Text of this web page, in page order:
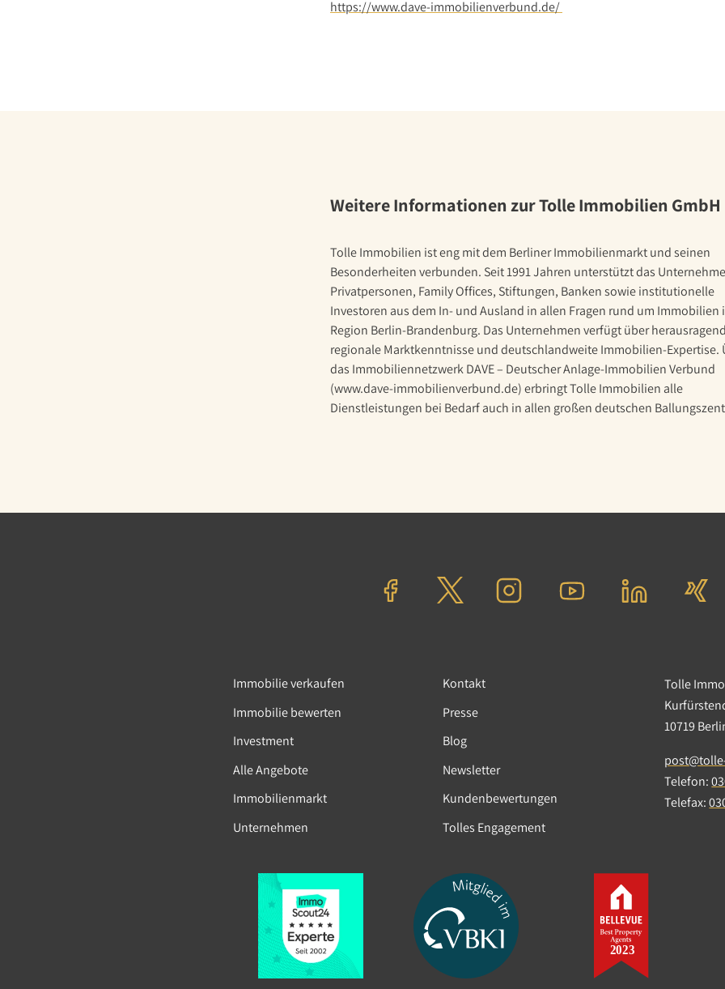
https://www.dave-immobilienverbund.de/
Weitere Informationen zur Tolle Immobilien GmbH
Tolle Immobilien ist eng mit dem Berliner Immobilienmarkt und seinen
Besonderheiten verbunden. Seit 1991 Jahren unterstützt das
Privatpersonen, Family Offices, Stiftungen, Banken sowie institutionelle
Investoren aus dem In- und Ausland in allen Fragen rund um Immobilien
Region Berlin-Brandenburg. Das Unternehmen verfügt über
regionale Marktkenntnisse und deutschlandweite Immobilien-Expertise.
das Immobiliennetzwerk DAVE – Deutscher Anlage-Immobilien Verbund
(www.dave-immobilienverbund.de) erbringt Tolle Immobilien alle
Dienstleistungen bei Bedarf auch in allen großen deutschen
Immobilie verkaufen
Immobilie bewerten
Investment
Alle Angebote
Immobilienmarkt
Unternehmen
Kontakt
Presse
Blog
Newsletter
Kundenbewertungen
Tolles Engagement
Tolle
10719
Telefon:
Telefax: